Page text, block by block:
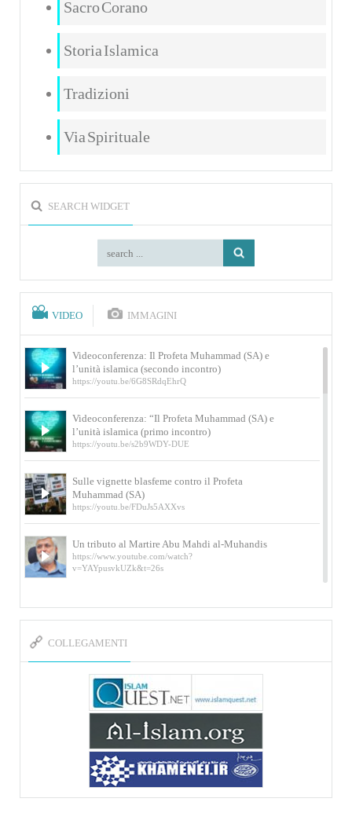
Sacro Corano
Storia Islamica
Tradizioni
Via Spirituale
SEARCH WIDGET
VIDEO IMMAGINI
Videoconferenza: Il Profeta Muhammad (SA) e
l’unità islamica (secondo incontro)
https://youtu.be/6G8SRdqEhrQ
Videoconferenza: “Il Profeta Muhammad (SA) e
l’unità islamica (primo incontro)
https://youtu.be/s2b9WDY-DUE
Sulle vignette blasfeme contro il Profeta
Muhammad (SA)
https://youtu.be/FDuJs5AXXvs
Un tributo al Martire Abu Mahdi al-Muhandis
https://www.youtube.com/watch?
v=YAYpusvkUZk&t=26s
L’Abluzione rituale (wudu) secondo l’Imam Alì
e l’Imam Khomeini
della figlia di un martire
https://www.youtube.com/watch?
v=-5nPSxbf9l0&t=103s
Sheykh Abbas Di Palma sui martiri Qassem
Soleimani e Abu Mahdi Al-Muhandis
https://youtu.be/Y6SIP2PIht4 Video del discorso tenuto
dallo Sheykh Abbas Di Palma in ...
COLLEGAMENTI